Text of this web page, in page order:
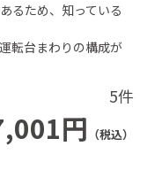
5件
円 （税込）
るため、知っている
転台まわりの構成が